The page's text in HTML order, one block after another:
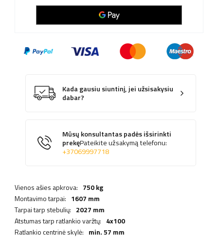
Kada gausiu siuntinį, jei užsisakysiu
dabar?
Mūsų konsultantas padės išsirinkti
prekęPateikite užsakymą telefonu:
+37069997718
Vienos ašies apkrova: 750 kg
Montavimo tarpai: 1607 mm
Tarpai tarp stebulių: 2027 mm
Atstumas tarp ratlankio varžtų: 4x100
Ratlankio centrinė skylė: min. 57 mm